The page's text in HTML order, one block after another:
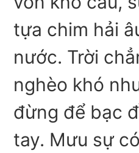
tựa chim hải
nước. Trời
nghèo khó
đừng để bạc
tay. Mưu sự